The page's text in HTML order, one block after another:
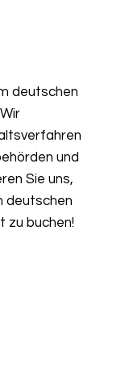
deutschen
und
Sie uns,
deutschen
zu buchen!